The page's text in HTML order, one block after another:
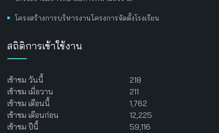
โครงสร้างการบริหารงานโครงการจัดตั้งโรงเรียน
สถิติการเข้าใช้งาน
เข้าชม วันนี้
218
เข้าชม เมื่อวาน
211
เข้าชม เดือนนี้
1,762
เข้าชม เดือนก่อน
12,225
เข้าชม ปีนี้
59,116